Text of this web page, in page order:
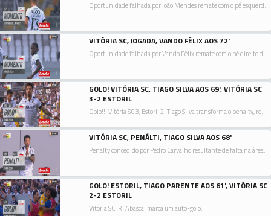
Oportunidade falhada por João Mendes remate com o pé esquerdo de fora da área.
VITÓRIA SC, JOGADA, VANDO FÉLIX AOS 72'
Oportunidade falhada por Vando Félix remate com o pé direito de fora da área resultante do canto.
GOLO! VITÓRIA SC, TIAGO SILVA AOS 69', VITÓRIA SC
3-2 ESTORIL
Golo!!! Vitória SC 3, Estoril 2. Tiago Silva transforma o penalty, remate com o pé direito junto à base do poste esquerdo.
VITÓRIA SC, PENÁLTI, TIAGO SILVA AOS 68'
Penalty concedido por Pedro Carvalho resultante de falta na área.
GOLO! ESTORIL, TIAGO PARENTE AOS 61', VITÓRIA SC
2-2 ESTORIL
Vitória SC: R. Abascal marca um auto-golo.